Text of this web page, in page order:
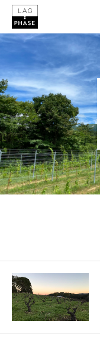
お知らせ
コンセプト
苗木販売
在庫一覧
ラ・ペピニエール
お問い合わせ